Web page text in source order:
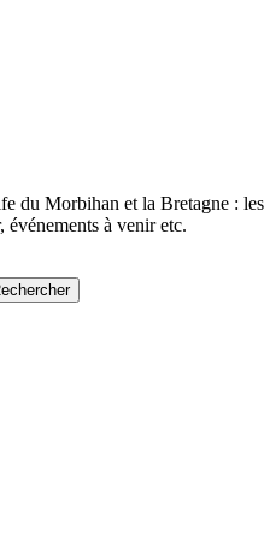
du Morbihan et la Bretagne : les
événements à venir etc.